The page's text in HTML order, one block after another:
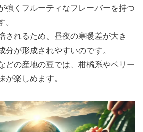
強くフルーティなフレーバーを持つ
。
されるため、昼夜の寒暖差が大き
分が形成されやすいのです。
どの産地の豆では、柑橘系やベリー
が楽しめます。